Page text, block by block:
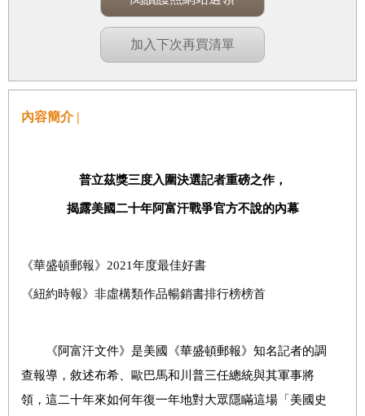
加入下次再買清單
內容簡介 |
普立茲獎三度入圍決選記者重磅之作，
揭露美國二十年阿富汗戰爭官方不說的內幕
《華盛頓郵報》 2021年度最佳好書
《紐約時報》非虛構類作品暢銷書排行榜榜首
《阿富汗文件》是美國《華盛頓郵報》知名記者的調
查報導，敘述布希、歐巴馬和川普三任總統與其軍事將
領，這二十年來如何年復一年地對大眾隱瞞這場「美國史